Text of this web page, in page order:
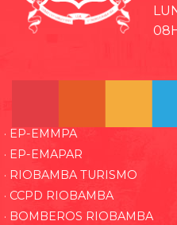
· EP-EMMPA
· EP-EMAPAR
· RIOBAMBA TURISMO
· CCPD RIOBAMBA
· BOMBEROS RIOBAMBA